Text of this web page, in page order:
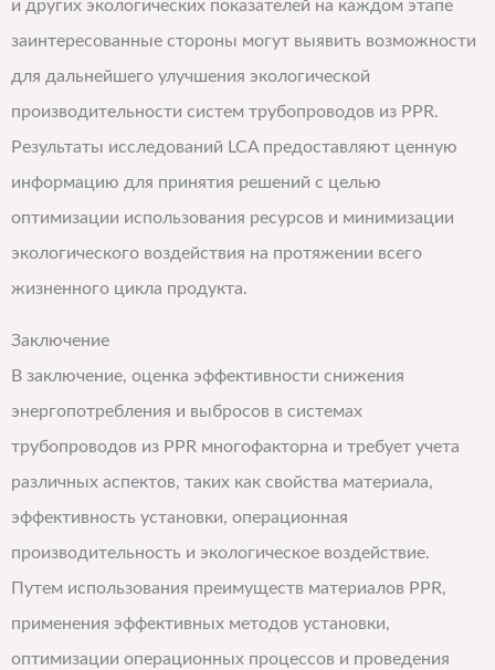
и других экологических показателей на каждом этапе
заинтересованные стороны могут выявить возможности
для дальнейшего улучшения экологической
производительности систем трубопроводов из PPR.
Результаты исследований LCA предоставляют ценную
информацию для принятия решений с целью
оптимизации использования ресурсов и минимизации
экологического воздействия на протяжении всего
жизненного цикла продукта.
Заключение
В заключение, оценка эффективности снижения
энергопотребления и выбросов в системах
трубопроводов из PPR многофакторна и требует учета
различных аспектов, таких как свойства материала,
эффективность установки, операционная
производительность и экологическое воздействие.
Путем использования преимуществ материалов PPR,
применения эффективных методов установки,
оптимизации операционных процессов и проведения